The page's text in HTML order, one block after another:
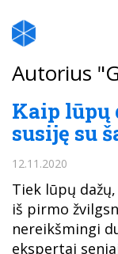
Autorius
Kaip lūpų
susiję su
12.11.2020
Tiek lūpų
iš pirmo
nereikšmingi
ekspertai